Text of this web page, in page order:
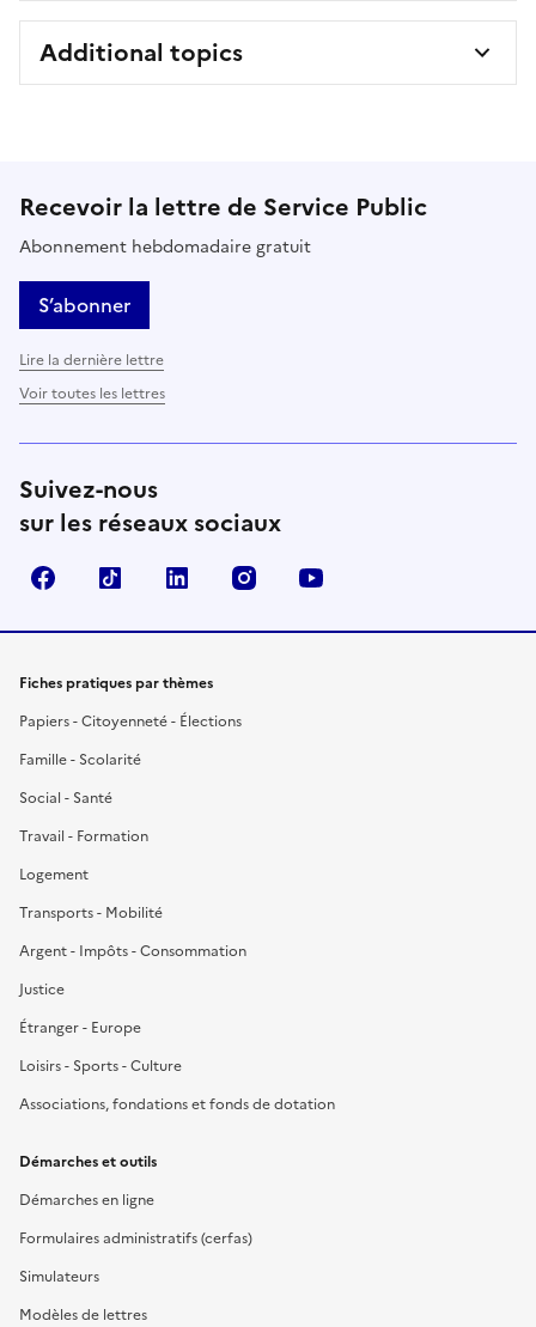
Additional topics
Recevoir la lettre de Service Public
Abonnement hebdomadaire gratuit
S’abonner
Lire la dernière lettre
Voir toutes les lettres
Suivez-nous
sur les réseaux sociaux
FacebookTikTok LinkedIn Instagram
Fiches pratiques par thèmes
Papiers - Citoyenneté - Élections
Famille - Scolarité
Social - Santé
Travail - Formation
Logement
Transports - Mobilité
Argent - Impôts - Consommation
Justice
Étranger - Europe
Loisirs - Sports - Culture
Associations, fondations et fonds de dotation
Démarches et outils
Démarches en ligne
Formulaires administratifs (cerfas)
Simulateurs
Modèles de lettres